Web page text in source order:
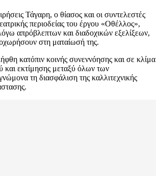
Τάγαρη, ο θίασος και οι συντελεστές
περιοδείας του έργου «Οθέλλος»,
απρόβλεπτων και διαδοχικών εξελίξεων,
στη ματαίωσή της.
κατόπιν κοινής συνεννόησης και σε κλίμα
εκτίμησης μεταξύ όλων των
τη διασφάλιση της καλλιτεχνικής